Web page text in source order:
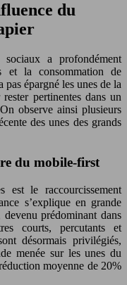
du
a profondément
et la consommation de
épargné les unes de la
pertinentes dans un
observe ainsi plusieurs
des unes des grands
du mobile-first
est le raccourcissement
s’explique en grande
prédominant dans
courts, percutants et
désormais privilégiés,
menée sur les unes du
moyenne de 20%